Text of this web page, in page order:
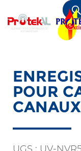
contenu
de
POUR
CANAUX
UGS : UV-